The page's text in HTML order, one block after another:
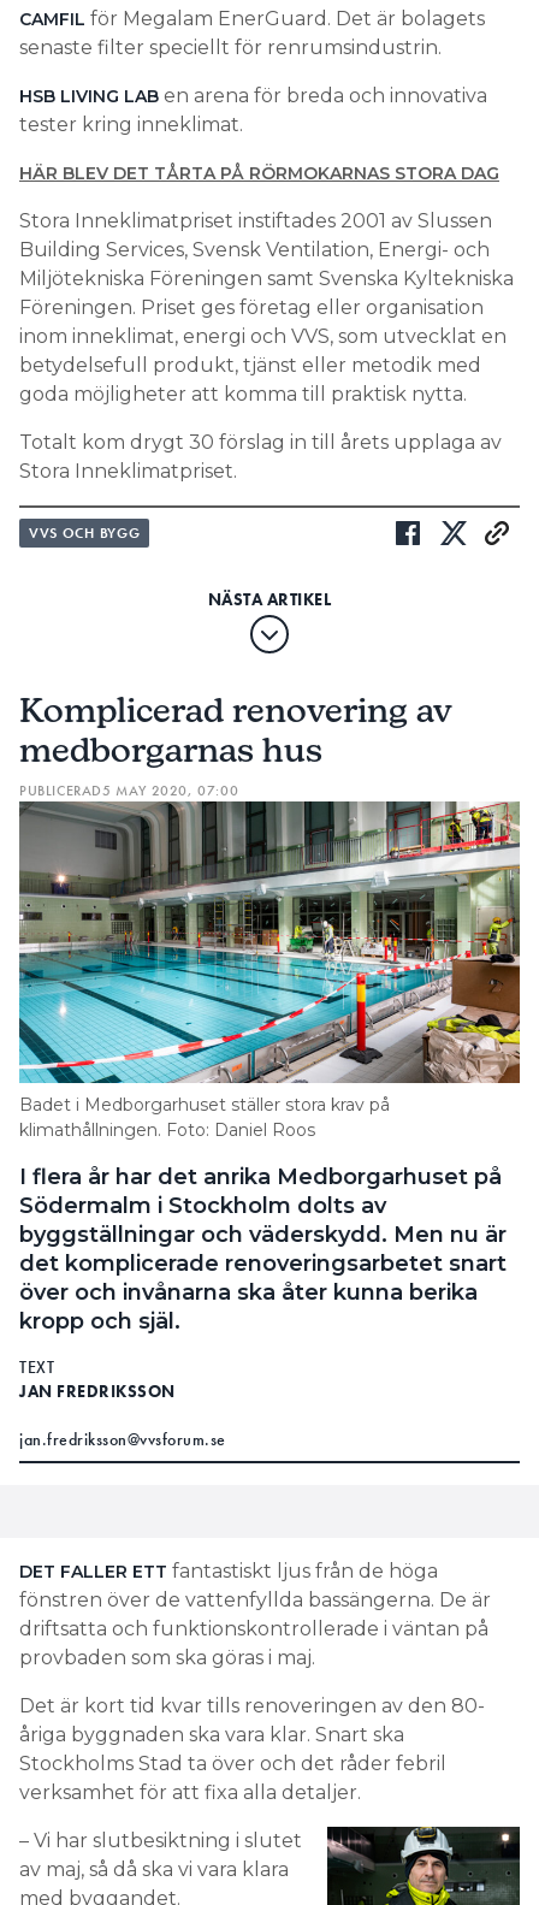
CAMFIL för Megalam EnerGuard. Det är bolagets
senaste filter speciellt för renrumsindustrin.
HSB LIVING LAB en arena för breda och innovativa
tester kring inneklimat.
HÄR BLEV DET TÅRTA PÅ RÖRMOKARNAS STORA DAG
Stora Inneklimatpriset instiftades 2001 av Slussen
Building Services, Svensk Ventilation, Energi- och
Miljötekniska Föreningen samt Svenska Kyltekniska
Föreningen. Priset ges företag eller organisation
inom inneklimat, energi och VVS, som utvecklat en
betydelsefull produkt, tjänst eller metodik med
goda möjligheter att komma till praktisk nytta.
Totalt kom drygt 30 förslag in till årets upplaga av
Stora Inneklimatpriset.
VVS OCH BYGG
Komplicerad renovering av
medborgarnas hus
PUBLICERAD5 MAY 2020, 07:00
Badet i Medborgarhuset ställer stora krav på
klimathållningen. Foto: Daniel Roos
I flera år har det anrika Medborgarhuset på
Södermalm i Stockholm dolts av
byggställningar och väderskydd. Men nu är
det komplicerade renoveringsarbetet snart
över och invånarna ska åter kunna berika
kropp och själ.
TEXT
JAN FREDRIKSSON
jan.fredriksson@vvsforum.se
DET FALLER ETT fantastiskt ljus från de höga
fönstren över de vattenfyllda bassängerna. De är
driftsatta och funktionskontrollerade i väntan på
provbaden som ska göras i maj.
Det är kort tid kvar tills renoveringen av den 80-
åriga byggnaden ska vara klar. Snart ska
Stockholms Stad ta över och det råder febril
verksamhet för att fixa alla detaljer.
– Vi har slutbesiktning i slutet
av maj, så då ska vi vara klara
med byggandet.